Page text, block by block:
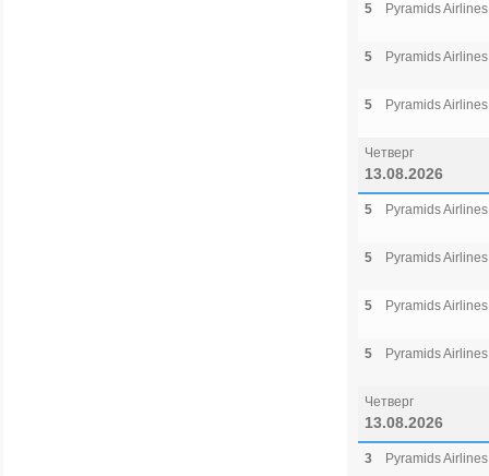
5 Pyramids Airlines
5 Pyramids Airlines
5 Pyramids Airlines
Четверг
13.08.2026
5 Pyramids Airlines
5 Pyramids Airlines
5 Pyramids Airlines
5 Pyramids Airlines
Четверг
13.08.2026
3 Pyramids Airlines